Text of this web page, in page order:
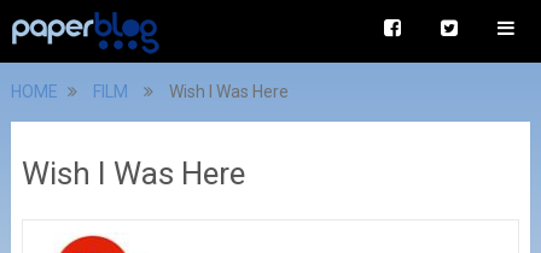
HOME FILM Wish I Was Here
Wish I Was Here